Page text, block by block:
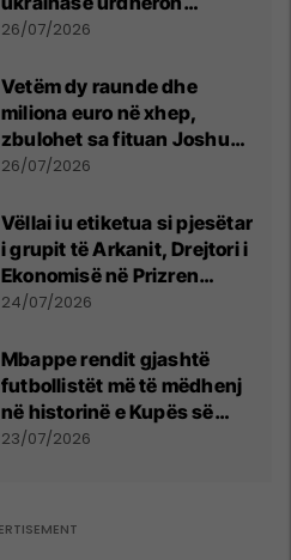
kontroll të madh
26/07/2026
Vetëm dy raunde dhe
miliona euro në xhep,
zbulohet sa fituan Joshua
e Prenga
26/07/2026
Vëllai iu etiketua si pjesëtar
i grupit të Arkanit, Drejtori i
Ekonomisë në Prizren
mohon pretendimet
24/07/2026
Mbappe rendit gjashtë
futbollistët më të mëdhenj
në historinë e Kupës së
Botës, Messi mbetet i dyti
23/07/2026